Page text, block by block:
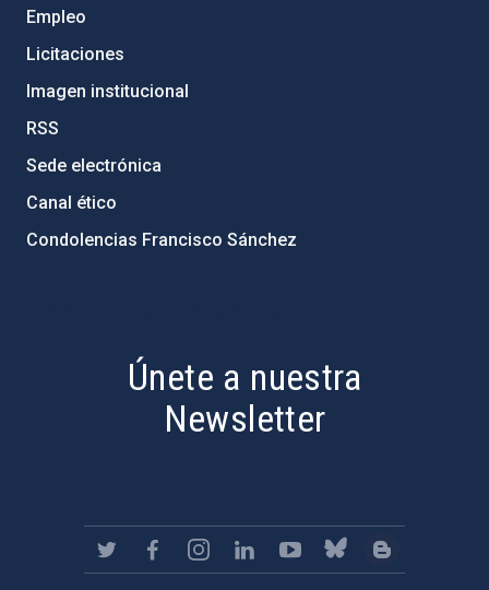
Empleo
Licitaciones
Imagen institucional
RSS
Sede electrónica
Canal ético
Condolencias Francisco Sánchez
Únete a nuestra
Newsletter